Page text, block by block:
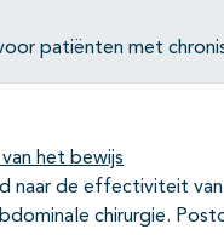
patiënten met
het bewijs
naar de effectiviteit
chirurgie.